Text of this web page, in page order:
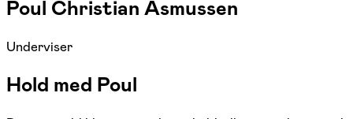
Poul Christian Asmussen
Underviser
Hold med Poul